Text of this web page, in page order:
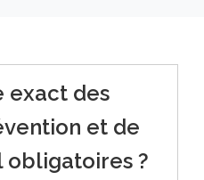
exact des
et de
obligatoires ?